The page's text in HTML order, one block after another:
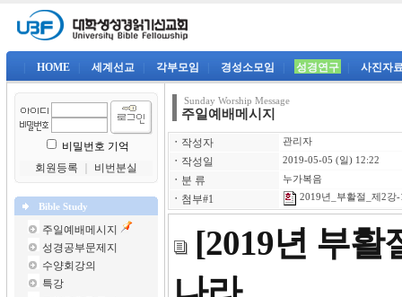
HOME 세계선교 각부모임 경성소모임 성경연구 사진자
비밀번호 기억
회원등록
비번분실
Bible Study
주일예배메시지
성경공부문제지
수양회강의
특강
Sunday Worship Message
주일예배메시지
ㆍ 작성자 관리자
ㆍ 작성일 2019-05-05 (일) 12:22
ㆍ 분 류 누가복음
ㆍ 첨부#1 2019년_부활절_제2강
[2019년 부활